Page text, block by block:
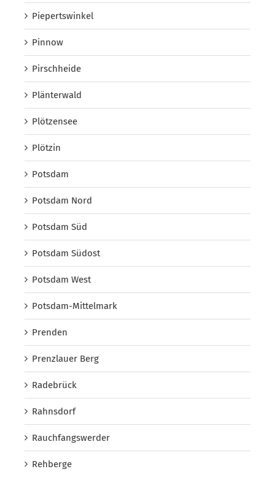
Piepertswinkel
Pinnow
Pirschheide
Plänterwald
Plötzensee
Plötzin
Potsdam
Potsdam Nord
Potsdam Süd
Potsdam Südost
Potsdam West
Potsdam-Mittelmark
Prenden
Prenzlauer Berg
Radebrück
Rahnsdorf
Rauchfangswerder
Rehberge